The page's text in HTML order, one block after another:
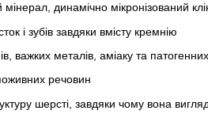
динамічно мікронізований
і зубів завдяки вмісту кремнію
важких металів, аміаку та патогенних
речовин
шерсті, завдяки чому вона